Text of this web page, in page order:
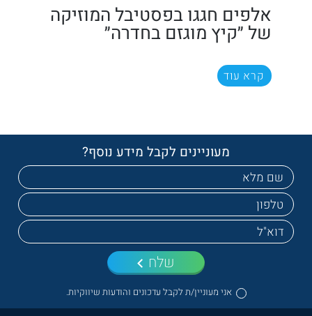
אלפים חגגו בפסטיבל המוזיקה
של ״קיץ מוגזם בחדרה״
קרא עוד
מעוניינים לקבל מידע נוסף?
אני מעוניין/ת לקבל עדכונים והודעות שיווקיות.
שלח